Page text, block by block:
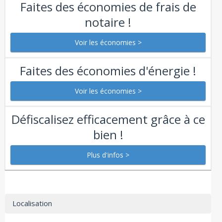
Faites des économies de frais de
notaire !
Faites des économies d'énergie !
Défiscalisez efficacement grâce à ce
bien !
Localisation